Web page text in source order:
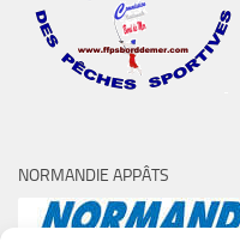
NORMANDIE APPÂTS